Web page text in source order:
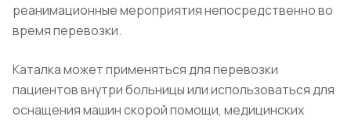
реанимационные мероприятия непосредственно во
время перевозки.
Каталка может применяться для перевозки
пациентов внутри больницы или использоваться для
оснащения машин скорой помощи, медицинских